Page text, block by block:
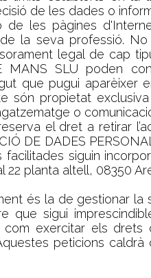
de les dades o
de les pàgines
la seva professió.
legal de cap
MANS SLU poden
que pugui aparèixer
són propietat
o
el dret a retirar
DE DADES
siguin
22 planta altell, 08350
és la de gestionar
que sigui
com exercitar els
peticions